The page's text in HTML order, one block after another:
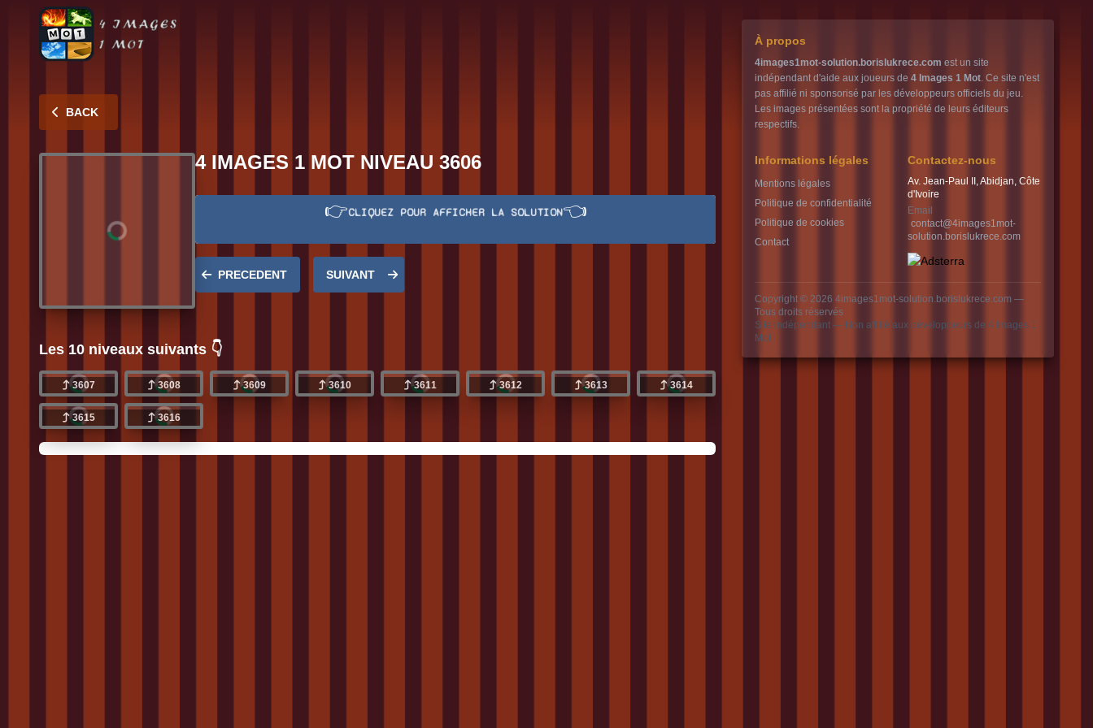
BACK
4 IMAGES 1 MOT NIVEAU 3606
CLICHE👉CLIQUEZ POUR AFFICHER LA SOLUTION👈
PRECEDENT SUIVANT
Les 10 niveaux suivants 👇
3607 3608 3609 3610 3611 3612 3613 3614
3615 3616
À propos
4images1mot-solution.borislukrece.com est un site
indépendant d'aide aux joueurs de 4 Images 1 Mot. Ce site n'est
pas affilié ni sponsorisé par les développeurs officiels du jeu.
Les images présentées sont la propriété de leurs éditeurs
respectifs.
Informations légales
Mentions légales
Politique de confidentialité
Politique de cookies
Contact
Contactez-nous
Av. Jean-Paul II, Abidjan, Côte
d'Ivoire
Email
contact@4images1mot-
solution.borislukrece.com
Copyright © 2026 4images1mot-solution.borislukrece.com —
Tous droits réservés
Site indépendant — Non affilié aux développeurs de 4 Images 1
Mot